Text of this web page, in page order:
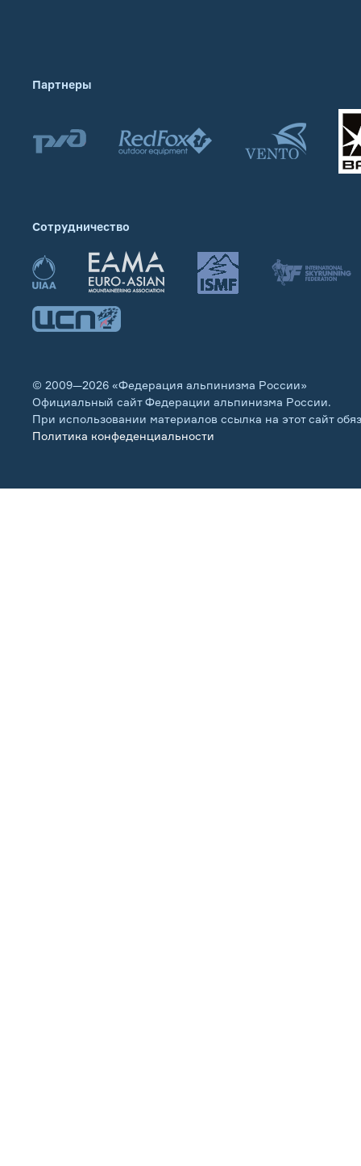
Партнеры
Сотрудничество
© 2009—2026 «Федерация альпинизма России»
Официальный сайт Федерации альпинизма России.
При использовании материалов ссылка на этот сайт
Политика конфеденциальности